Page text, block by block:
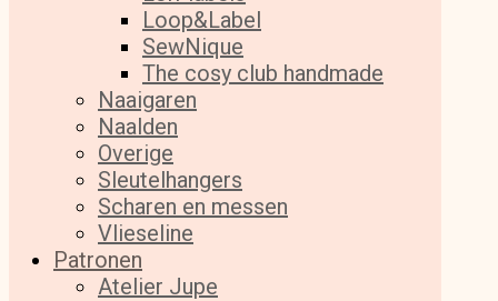
Loop&Label
SewNique
The cosy club handmade
Naaigaren
Naalden
Overige
Sleutelhangers
Scharen en messen
Vlieseline
Patronen
Atelier Jupe